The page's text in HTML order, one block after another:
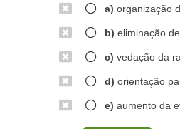
a) organização
b) eliminação
c) vedação da
d) orientação
e) aumento da